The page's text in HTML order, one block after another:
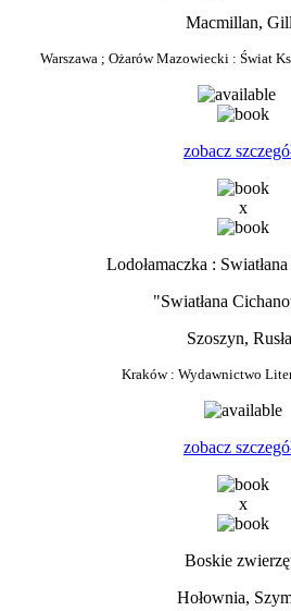
Macmillan,
Warszawa ; Ożarów Mazowiecki : Świat
zobacz
x
Lodołamaczka :
"Swiatłana
Szoszyn,
Kraków : Wydawnictwo
zobacz
x
Boskie
Hołownia,